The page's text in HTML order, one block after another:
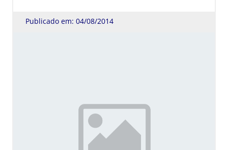
Publicado em: 04/08/2014